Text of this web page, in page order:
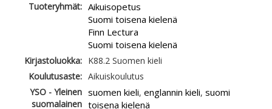
Tuoteryhmät: Aikuisopetus
Suomi toisena kielenä
Finn Lectura
Suomi toisena kielenä
Kirjastoluokka: K88.2 Suomen kieli
Koulutusaste: Aikuiskoulutus
YSO - Yleinen
suomalainen
suomen kieli, englannin kieli, suomi
toisena kielenä